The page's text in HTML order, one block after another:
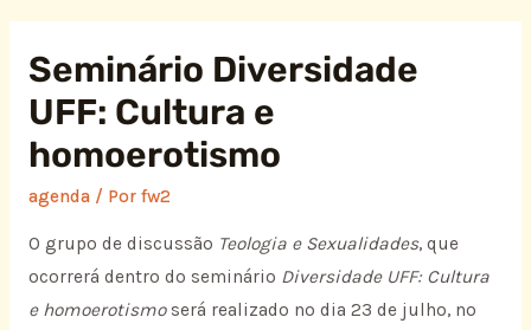
Seminário Diversidade
UFF: Cultura e
homoerotismo
agenda/ Por fw2
O grupo de discussão Teologia e Sexualidades, que
ocorrerá dentro do seminário Diversidade UFF: Cultura
e homoerotismoserá realizado no dia 23 de julho, no